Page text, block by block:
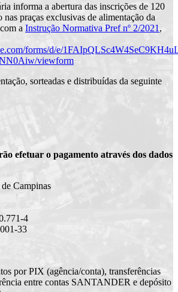
informa a abertura das inscrições de 120
nas praças exclusivas de alimentação da
a Instrução Normativa Pref nº 2/2021 ,
forms/d/e/
viewform
sorteadas e distribuídas da seguinte
efetuar o pagamento através dos dados
Campinas
4
33
por PIX (agência/conta), transferências
entre contas SANTANDER e depósito